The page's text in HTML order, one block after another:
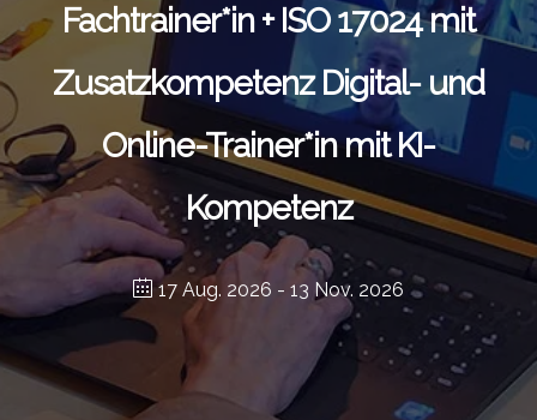
Fachtrainer*in + ISO 17024 mit
Zusatzkompetenz Digital- und
Online-Trainer*in mit KI-
Kompetenz
17 Aug. 2026 - 13 Nov. 2026